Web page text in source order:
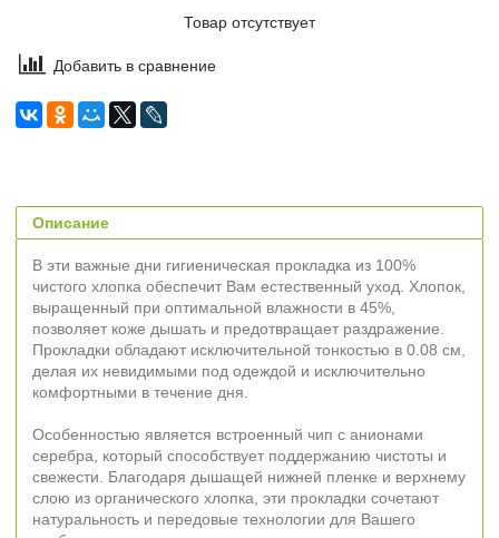
Товар отсутствует
Добавить в сравнение
Описание
В эти важные дни гигиеническая прокладка из 100%
чистого хлопка обеспечит Вам естественный уход. Хлопок,
выращенный при оптимальной влажности в 45%,
позволяет коже дышать и предотвращает раздражение.
Прокладки обладают исключительной тонкостью в 0.08 см,
делая их невидимыми под одеждой и исключительно
комфортными в течение дня.
Особенностью является встроенный чип с анионами
серебра, который способствует поддержанию чистоты и
свежести. Благодаря дышащей нижней пленке и верхнему
слою из органического хлопка, эти прокладки сочетают
натуральность и передовые технологии для Вашего